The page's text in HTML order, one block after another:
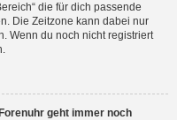
die für dich passende
Die Zeitzone kann dabei nur
Wenn du noch nicht registriert
geht immer noch